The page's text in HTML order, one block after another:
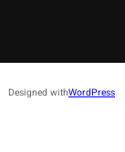
Designed withWordPress